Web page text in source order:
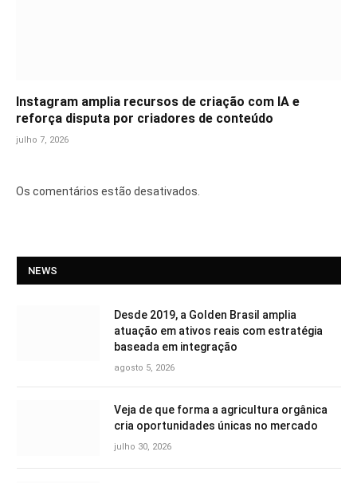
Instagram amplia recursos de criação com IA e
reforça disputa por criadores de conteúdo
julho 7, 2026
Os comentários estão desativados.
NEWS
Desde 2019, a Golden Brasil amplia
atuação em ativos reais com estratégia
baseada em integração
agosto 5, 2026
Veja de que forma a agricultura orgânica
cria oportunidades únicas no mercado
julho 30, 2026